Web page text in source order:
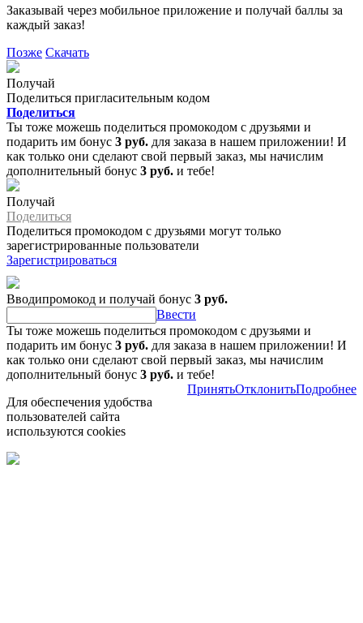
Заказывай через мобильное приложение и получай баллы за
каждый заказ!
Позже Скачать
Получай
Поделиться пригласительным кодом
Поделиться
Ты тоже можешь поделиться промокодом с друзьями и
подарить им бонус 3 руб. для заказа в нашем приложении! И
как только они сделают свой первый заказ, мы начислим
дополнительный бонус 3 руб. и тебе!
Получай
Поделиться
Поделиться промокодом с друзьями могут только
зарегистрированные пользователи
Зарегистрироваться
Вводипромокод и получай бонус 3 руб.
Ввести
Ты тоже можешь поделиться промокодом с друзьями и
подарить им бонус 3 руб. для заказа в нашем приложении! И
как только они сделают свой первый заказ, мы начислим
дополнительный бонус 3 руб. и тебе!
Для обеспечения удобства
пользователей сайта
используются cookies
ПринятьОтклонитьПодробнее